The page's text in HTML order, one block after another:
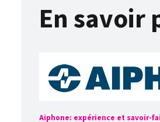
En savoir
Aiphone: expérience et savoir-